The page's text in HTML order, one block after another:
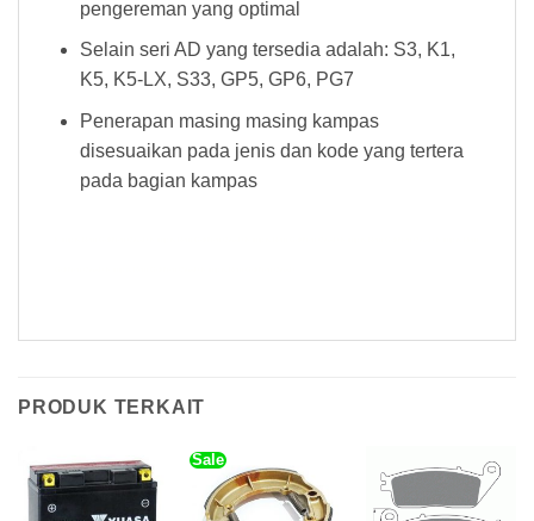
pengereman yang optimal
Selain seri AD yang tersedia adalah: S3, K1,
K5, K5-LX, S33, GP5, GP6, PG7
Penerapan masing masing kampas
disesuaikan pada jenis dan kode yang tertera
pada bagian kampas
PRODUK TERKAIT
Sale